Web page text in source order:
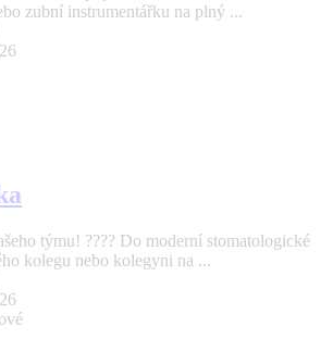
zubní instrumentářku na plný ...
týmu! ???? Do moderní stomatologické
kolegu nebo kolegyni na ...